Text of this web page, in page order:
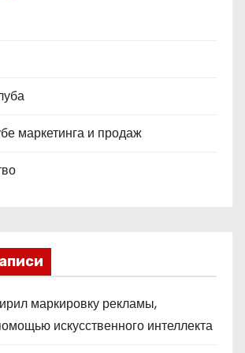
маркетинга и продаж
маркировку рекламы,
искусственного интеллекта